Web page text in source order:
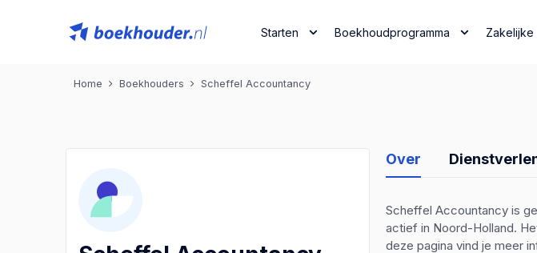
Starten Boekhoudprogramma Zakelijke
Home Boekhouders Scheffel Accountancy
Over
Scheffel Accountancy is
actief in Noord-Holland.
deze pagina vind je meer